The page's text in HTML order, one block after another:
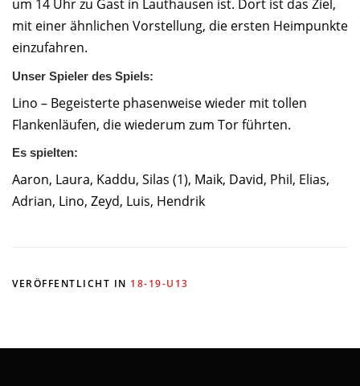
um 14 Uhr zu Gast in Lauthausen ist. Dort ist das Ziel,
mit einer ähnlichen Vorstellung, die ersten Heimpunkte
einzufahren.
Unser Spieler des Spiels:
Lino – Begeisterte phasenweise wieder mit tollen
Flankenläufen, die wiederum zum Tor führten.
Es spielten:
Aaron, Laura, Kaddu, Silas (1), Maik, David, Phil, Elias,
Adrian, Lino, Zeyd, Luis, Hendrik
VERÖFFENTLICHT IN 18-19-U13